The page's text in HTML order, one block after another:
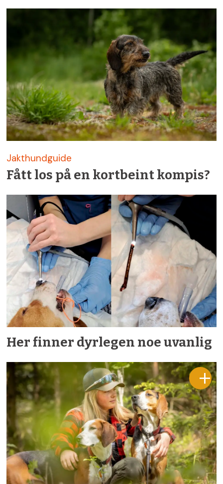
Jakthundguide
Fått los på en kortbeint kompis?
Her finner dyrlegen noe uvanlig